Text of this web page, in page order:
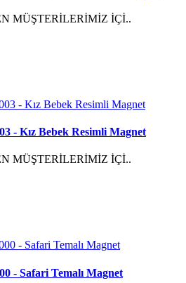
MÜŞTERİLERİMİZ İÇİ..
- Kız Bebek Resimli Magnet
MÜŞTERİLERİMİZ İÇİ..
- Safari Temalı Magnet